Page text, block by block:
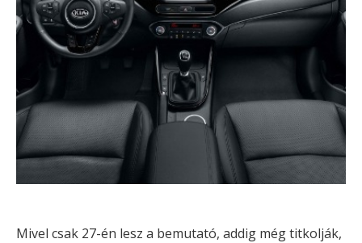
Mivel csak 27-én lesz a bemutató, addig még titkolják,